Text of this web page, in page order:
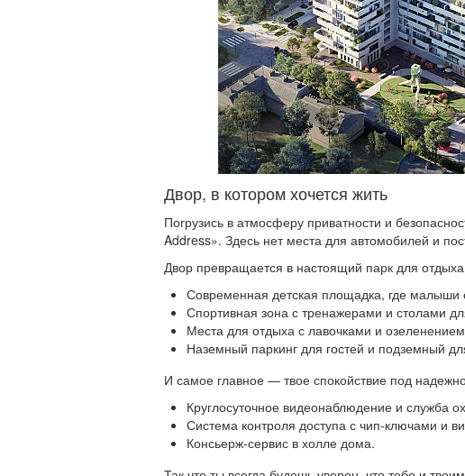
Двор, в котором хочется жить
Погрузись в атмосферу приватности и
Address». Здесь нет места для автомобилей и
Двор превращается в настоящий парк для
Современная детская площадка, где малыши
Спортивная зона с тренажерами и столами
Места для отдыха с лавочками и
Наземный паркинг для гостей и подземный
И самое главное — твое спокойствие под
Круглосуточное видеонаблюдение и служба
Система контроля доступа с чип-ключами и
Консьерж-сервис в холле дома.